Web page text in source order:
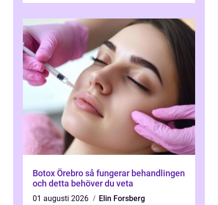
Botox Örebro så fungerar behandlingen
och detta behöver du veta
01 augusti 2026
Elin Forsberg